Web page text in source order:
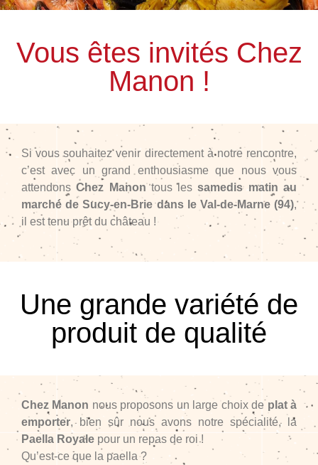
Vous êtes invités Chez
Manon !
Si vous souhaitez venir directement à notre rencontre,
c’est avec un grand enthousiasme que nous vous
attendonsChez Manontous lessamedis matin au
marché de Sucy-en-Brie dans le Val-de-Marne (94),
il est tenu prêt du château !
Une grande variété de
produit de qualité
Chez Manon nous proposons un large choix de plat à
emporter, bien sûr nous avons notre spécialité, la
Paella Royale pour un repas de roi !
Qu’est-ce que la paella ?